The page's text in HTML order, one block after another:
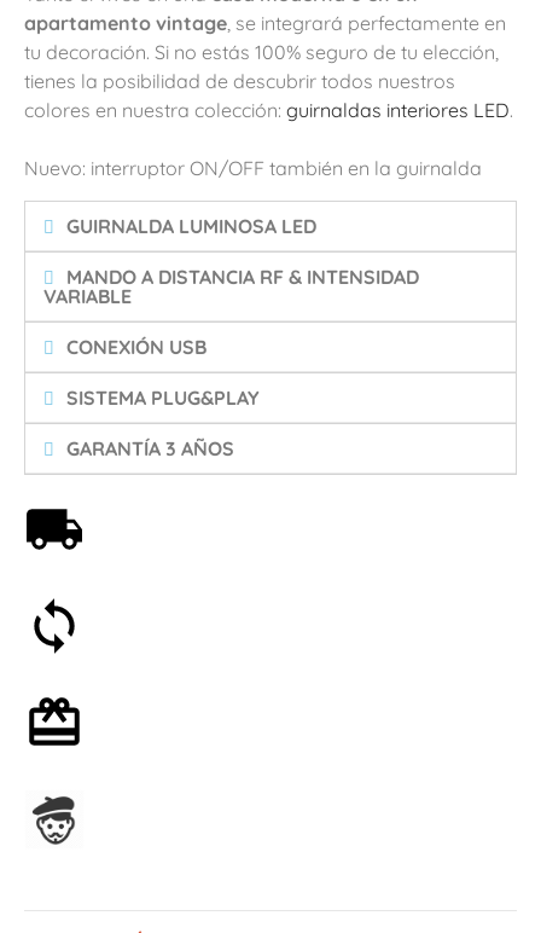
apartamento vintage, se integrará perfectamente en
tu decoración. Si no estás 100% seguro de tu elección,
tienes la posibilidad de descubrir todos nuestros
colores en nuestra colección: guirnaldas interiores LED.
Nuevo: interruptor ON/OFF también en la guirnalda
GUIRNALDA LUMINOSA LED
MANDO A DISTANCIA RF & INTENSIDAD
VARIABLE
CONEXIÓN USB
SISTEMA PLUG&PLAY
GARANTÍA 3 AÑOS